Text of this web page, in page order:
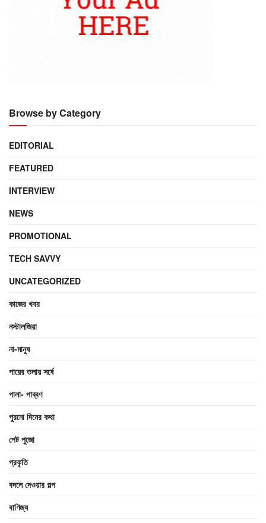
Browse by Category
EDITORIAL
FEATURED
INTERVIEW
NEWS
PROMOTIONAL
TECH SAVVY
UNCATEGORIZED
কাজের খবর
নস্টালজিয়া
না-মানুষ
পায়ের তলায় সর্ষে
পালা- পাব্বণ
পুরনো দিনের কথা
পেট পুজো
প্রকৃতি
বদলে দেওয়ার গল্প
বাণিজ্য